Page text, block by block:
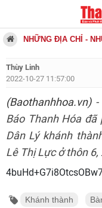
NHỮNG ĐỊA CHỈ -
Thùy Linh
2022-10-27 11:57:00
(Baothanhhoa.vn)-
Báo Thanh Hóa
Dân Lý khánh
Lê Thị Lực ở thôn 6,
Khánh thành